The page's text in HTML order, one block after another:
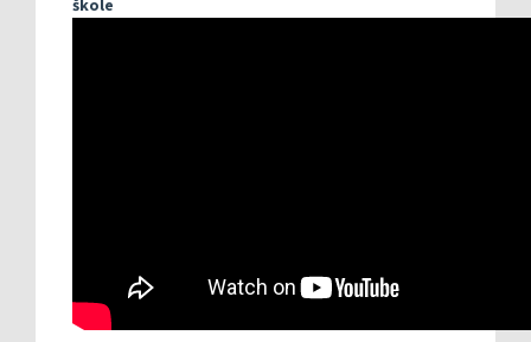
škole